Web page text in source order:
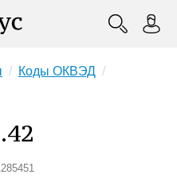
Коды ОКВЭД